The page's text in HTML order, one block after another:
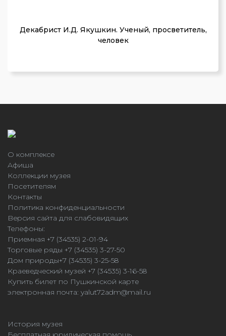
Декабрист И.Д. Якушкин. Ученый, просветитель,
человек
О комплексе
Афиша
Коллекции музея
Посетителям
Контакты
Политика конфиденциальности
Версия сайта для слабовидящих
Телефоны:
Приемная +7 (34535) 2-01-94
Торговые ряды +7 (34535) 3-27-50
Дом природы+7 (34535) 3-25-58
Краеведческий музей +7 (34535) 3-16-58
Купить билет по Пушкинской карте
электронная почта: yalut72adm@mail.ru
История музея